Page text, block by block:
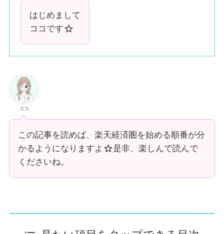
はじめまして
ココです
ココ
この記事を読めば、楽天経済圏を始める順番が分
かるようになりますよ
是非、楽しんで読んで
くださいね。